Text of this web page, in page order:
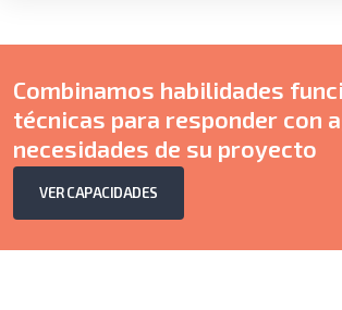
Combinamos habilidades
técnicas para responder con
necesidades de su proyecto
VER CAPACIDADES